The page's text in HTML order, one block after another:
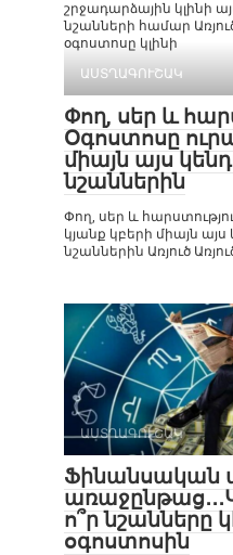
շրջադարձային կլինի
նշանների համար
օգոստոսը կլինի
ԱՍՏՂԱԳՈՒՇԱԿ
Փող, սեր և
Օգոստոսը
միայն այս
նշաններին
Փող, սեր և
կյանք կբերի միայն
նշաններին Առյուծ
ԱՍՏՂԱԳՈՒՇԱԿ
Ֆինանսական
ո՞ր նշանները
օգոստոսին